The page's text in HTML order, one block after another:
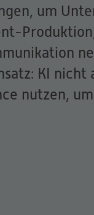
um
KI nicht
nutzen,